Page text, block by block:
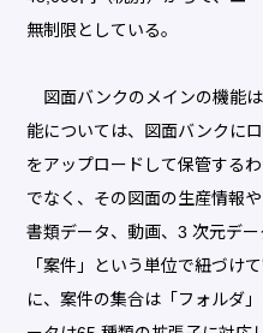
無制限としている。
図面バンクのメインの機能
能については、図面バンクに
をアップロードして保管する
でなく、その図面の生産情報
書類データ、動画、3 次元デ
「案件」という単位で紐づけ
に、案件の集合は「フォルダ